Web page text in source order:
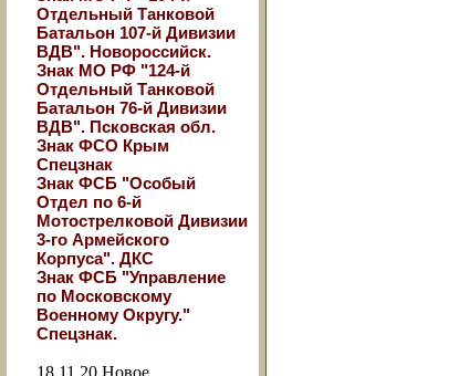
Отдельный Танковой
Батальон 107-й Дивизии
ВДВ". Новороссийск.
Знак МО РФ "124-й
Отдельный Танковой
Батальон 76-й Дивизии
ВДВ". Псковская обл.
Знак ФСО Крым
Спецзнак
Знак ФСБ "Особый
Отдел по 6-й
Мотострелковой Дивизии
3-го Армейского
Корпуса". ДКС
Знак ФСБ "Управление
по Московскому
Военному Округу."
Спецзнак.
18.11.20 Новое